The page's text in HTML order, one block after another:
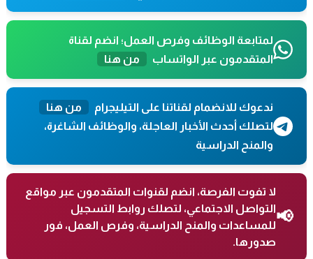
لمتابعة الوظائف وفرص العمل؛ انضم لقناة
المتقدمون عبر الواتساب
من هنا
ندعوك للانضمام لقناتنا على التيليجرام
من هنا
لتصلك أحدث الأخبار العاجلة، والوظائف الشاغرة،
والمنح الدراسية
📢
لا تفوت الفرصة، انضم لقنوات المتقدمون عبر مواقع
التواصل الاجتماعي، لتصلك روابط التسجيل
للمساعدات والمنح الدراسية، وفرص العمل، فور
صدورها.